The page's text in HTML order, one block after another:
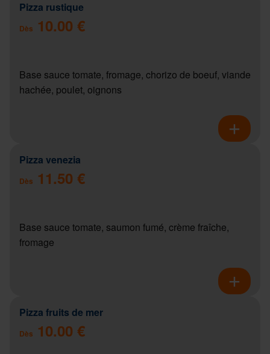
Pizza rustique
Dès 10.00 €
Base sauce tomate, fromage, chorizo de boeuf, viande
hachée, poulet, oignons
Pizza venezia
Dès 11.50 €
Base sauce tomate, saumon fumé, crème fraîche,
fromage
Pizza fruits de mer
Dès 10.00 €